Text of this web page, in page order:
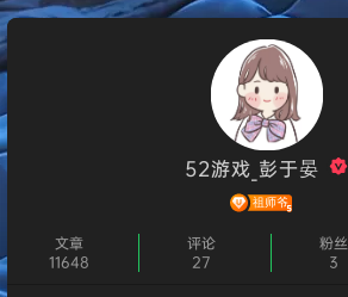
52游戏_彭于晏
文章
11648
评论
27
粉丝
3